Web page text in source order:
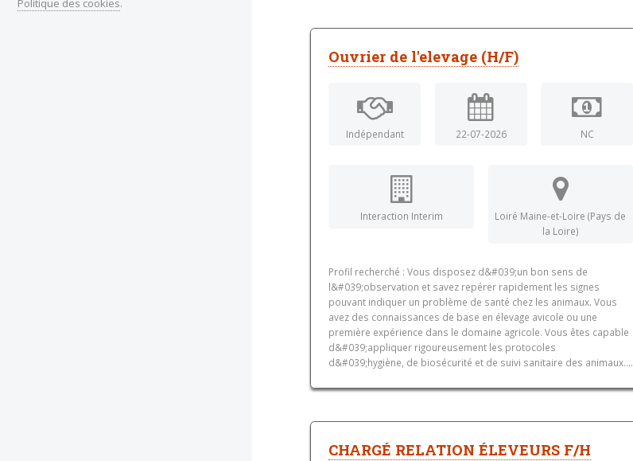
Ouvrier de l'elevage (H/F)
Indépendant 22-07-2026 NC
Interaction Interim
Loiré Maine-et-Loire (Pays de
la Loire)
Profil recherché : Vous disposez d&#039;un bon sens de
l&#039;observation et savez repérer rapidement les signes
pouvant indiquer un problème de santé chez les animaux. Vous
avez des connaissances de base en élevage avicole ou une
première expérience dans le domaine agricole. Vous êtes capable
d&#039;appliquer rigoureusement les protocoles
d&#039;hygiène, de biosécurité et de suivi sanitaire des animaux....
CHARGÉ RELATION ÉLEVEURS F/H